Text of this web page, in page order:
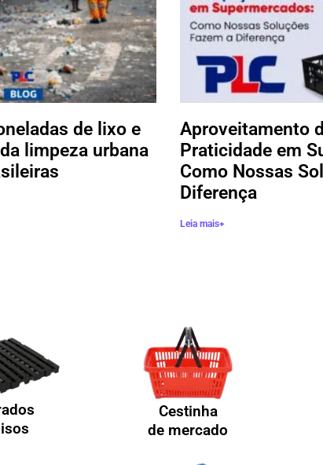
de lixo e
limpeza urbana
Aproveitamento
Praticidade em
Como Nossas
Diferença
Leia mais+
Cestinha
de mercado